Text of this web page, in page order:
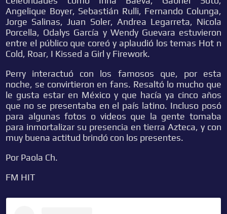
Angelique Boyer, Sebastián Rulli, Fernando Colunga,
Jorge Salinas, Juan Soler, Andrea Legarreta, Nicola
Porcella, Odalys García y Wendy Guevara estuvieron
entre el público que coreó y aplaudió los temas Hot n
Cold, Roar, I Kissed a Girl y Firework.
Perry interactuó con los famosos que, por esta
noche, se convirtieron en fans. Resaltó lo mucho que
le gusta estar en México y que hacía ya cinco años
que no se presentaba en el país latino. Incluso posó
para algunas fotos o videos que la gente tomaba
para inmortalizar su presencia en tierra Azteca, y con
muy buena actitud brindó con los presentes.
Por Paola Ch.
FM HIT